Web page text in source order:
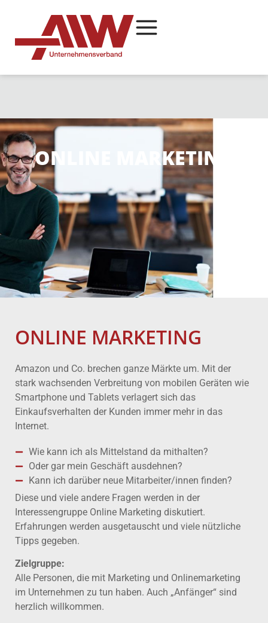
ONLINE MARKETING
ONLINE MARKETING
Amazon und Co. brechen ganze Märkte um. Mit der
stark wachsenden Verbreitung von mobilen Geräten wie
Smartphone und Tablets verlagert sich das
Einkaufsverhalten der Kunden immer mehr in das
Internet.
Wie kann ich als Mittelstand da mithalten?
Oder gar mein Geschäft ausdehnen?
Kann ich darüber neue Mitarbeiter/innen finden?
Diese und viele andere Fragen werden in der
Interessengruppe Online Marketing diskutiert.
Erfahrungen werden ausgetauscht und viele nützliche
Tipps gegeben.
Zielgruppe:
Alle Personen, die mit Marketing und Onlinemarketing
im Unternehmen zu tun haben. Auch „Anfänger“ sind
herzlich willkommen.